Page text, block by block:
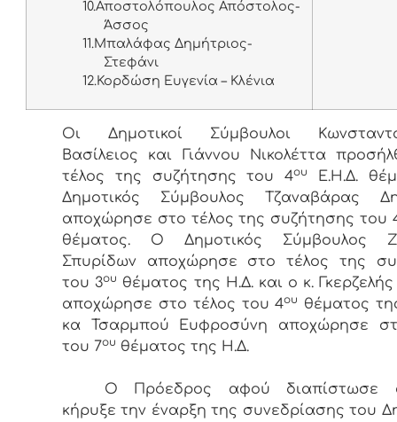
10.Αποστολόπουλος Απόστολος-
Άσσος
11.Μπαλάφας Δημήτριος-
Στεφάνι
12.Κορδώση Ευγενία – Κλένια
Οι Δημοτικοί Σύμβουλοι
Βασίλειος και Γιάννου Νικολέττα
τέλος της συζήτησης του 4ου
Ε.Η.Δ.
Δημοτικός Σύμβουλος Τζαναβάρας
αποχώρησε στο τέλος της συζήτησης του
θέματος. Ο Δημοτικός Σύμβουλος
Σπυρίδων αποχώρησε στο τέλος της
του 3ου θέματος της Η.Δ. και ο κ.
αποχώρησε στο τέλος του 4ου
θέματος
κα Τσαρμπού Ευφροσύνη αποχώρησε
του 7ου θέματος της Η.Δ.
Ο Πρόεδρος αφού διαπίστωσε
κήρυξε την έναρξη της συνεδρίασης του